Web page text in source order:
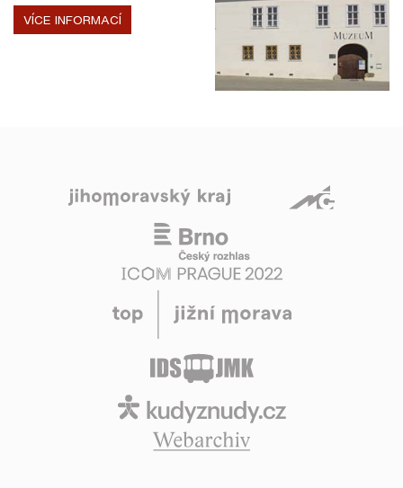
VÍCE INFORMACÍ